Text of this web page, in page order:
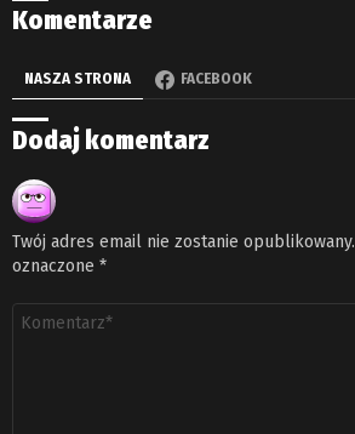
Komentarze
NASZA STRONA FACEBOOK
Dodaj komentarz
Twój adres email nie zostanie opublikowany.
oznaczone *
Komentarz